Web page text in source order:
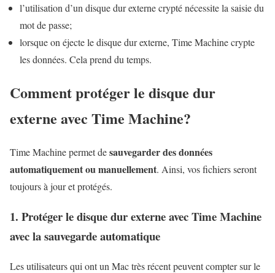
l’utilisation d’un disque dur externe crypté nécessite la saisie du
mot de passe;
lorsque on éjecte le disque dur externe, Time Machine crypte
les données. Cela prend du temps.
Comment protéger le disque dur
externe avec Time Machine?
Time Machine permet desauvegarder des données
automatiquement ou manuellement. Ainsi, vos fichiers seront
toujours à jour et protégés.
1. Protéger le disque dur externe avec Time Machine
avec la sauvegarde automatique
Les utilisateurs qui ont un Mac très récent peuvent compter sur le